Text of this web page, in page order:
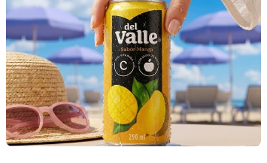
Li e concordo com os Termos & CondiçõesePolíticas de Privacidade
Segunda a sexta, das 9h às 17h.
Exceto feriados.
0800 023 5338
Fale sobre seu pedido
COMPRAS